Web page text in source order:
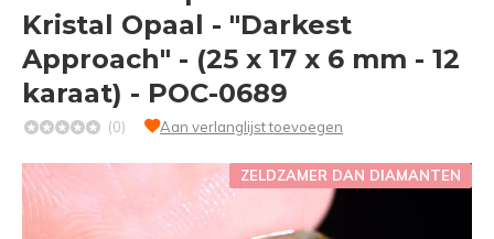
Kristal Opaal - "Darkest
Approach" - (25 x 17 x 6 mm - 12
karaat) - POC-0689
(0) Aan verlanglijst toevoegen
ZELDZAMER DAN DIAMANTEN